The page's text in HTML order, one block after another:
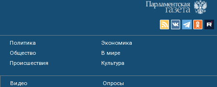
Политика
Экономика
Общество
В мире
Происшествия
Культура
Видео
Опросы